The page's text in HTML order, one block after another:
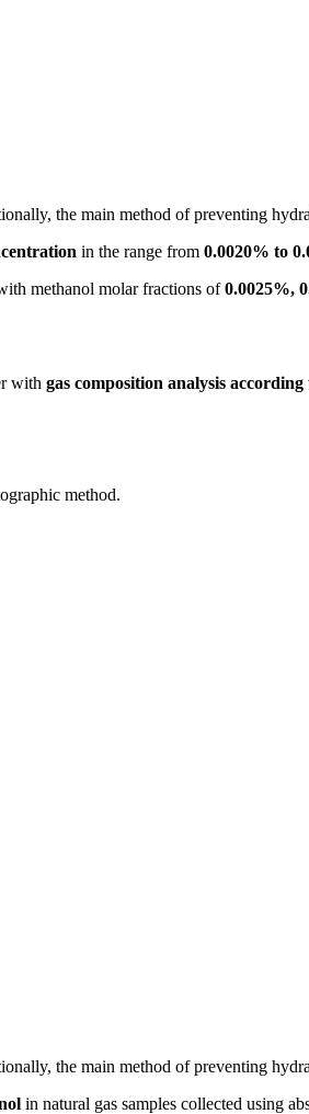
the main method of preventing
in the range from 0.0020% to
methanol molar fractions of0.0025%,
with gas composition analysis according
method.
the main method of preventing
in natural gas samples collected using